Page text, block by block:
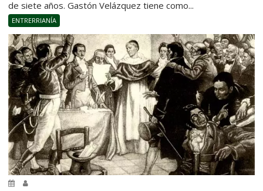
de siete años. Gastón Velázquez tiene como...
ENTRERRIANÍA